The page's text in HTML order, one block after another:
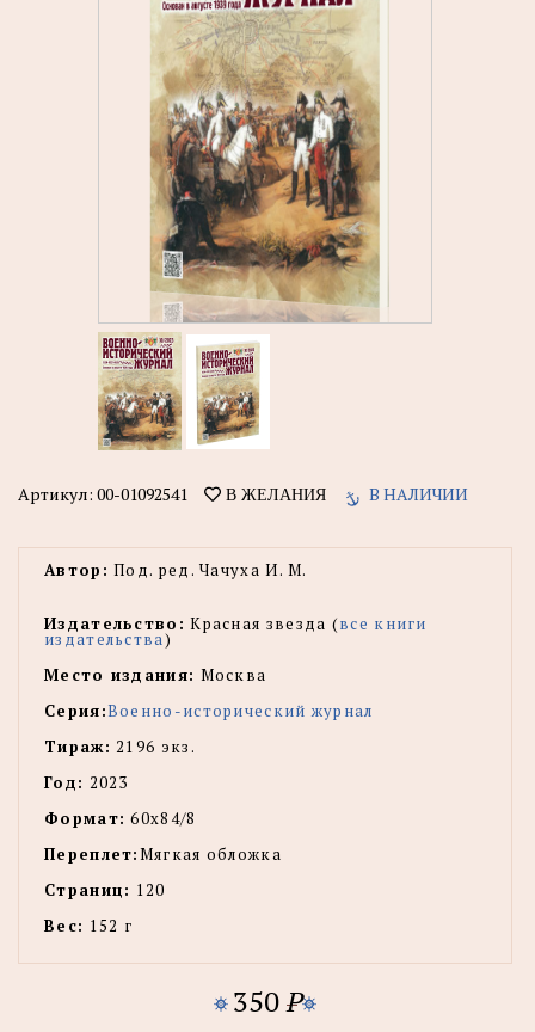
Артикул: 00-01092541 В ЖЕЛАНИЯ В НАЛИЧИИ
Автор: Под. ред. Чачуха И. М.
Издательство: Красная звезда (все книги
издательства)
Место издания: Москва
Серия:Военно-исторический журнал
Тираж: 2196 экз.
Год: 2023
Формат: 60х84/8
Переплет:Мягкая обложка
Страниц: 120
Вес: 152 г
350P